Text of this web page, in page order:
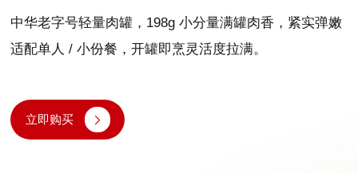
中华老字号轻量肉罐，198g 小分量满罐肉香，紧实弹嫩
适配单人 / 小份餐，开罐即烹灵活度拉满。
立即购买